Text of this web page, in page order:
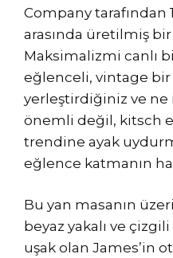
Company tarafından
arasında üretilmiş bir
Maksimalizmi canlı
eğlenceli, vintage bir
yerleştirdiğiniz ve ne
önemli değil, kitsch
trendine ayak
eğlence katmanın
Bu yan masanın
beyaz yakalı ve
uşak olan James’in